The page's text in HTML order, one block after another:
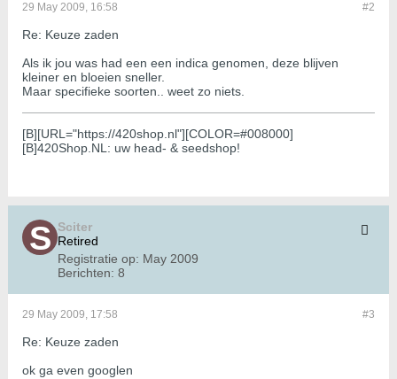
#2
29 May 2009, 16:58
Re: Keuze zaden
Als ik jou was had een een indica genomen, deze blijven
kleiner en bloeien sneller.
Maar specifieke soorten.. weet zo niets.
[B][URL="https://420shop.nl"][COLOR=#008000]
[B]420Shop.NL: uw head- & seedshop!
Sciter
Retired
Registratie op: May 2009
Berichten: 8
#3
29 May 2009, 17:58
Re: Keuze zaden
ok ga even googlen